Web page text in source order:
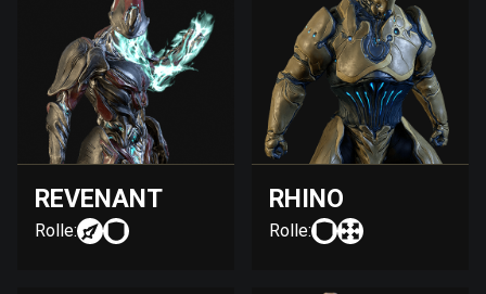
REVENANT
Rolle:
RHINO
Rolle: